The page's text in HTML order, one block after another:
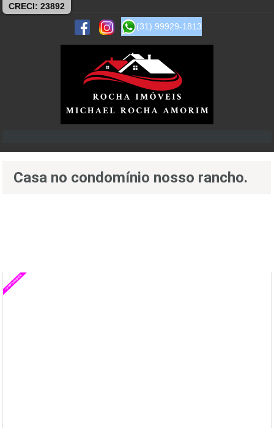
CRECI: 23892
(31) 99929-1813
Casa no condomínio nosso rancho.